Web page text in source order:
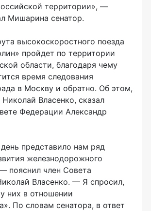
территории», —
Мишарина сенатор.
высокоскоростного поезда
пройдет по территории
области, благодаря чему
время следования
в Москву и обратно. Об этом,
Власенко, сказал
Федерации Александр
представило нам ряд
железнодорожного
пояснил член Совета
Власенко. — Я спросил,
них в отношении
По словам сенатора, в ответ